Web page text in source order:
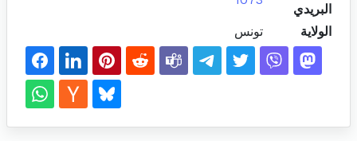
البريدي
الولاية تونس